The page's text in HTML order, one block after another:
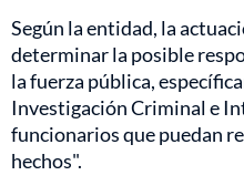
Según la entidad, la
determinar la posible
la fuerza pública,
Investigación Criminal e
funcionarios que puedan
hechos".